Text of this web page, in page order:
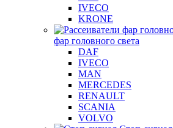
IVECO
KRONE
фар головного света
DAF
IVECO
MAN
MERCEDES
RENAULT
SCANIA
VOLVO